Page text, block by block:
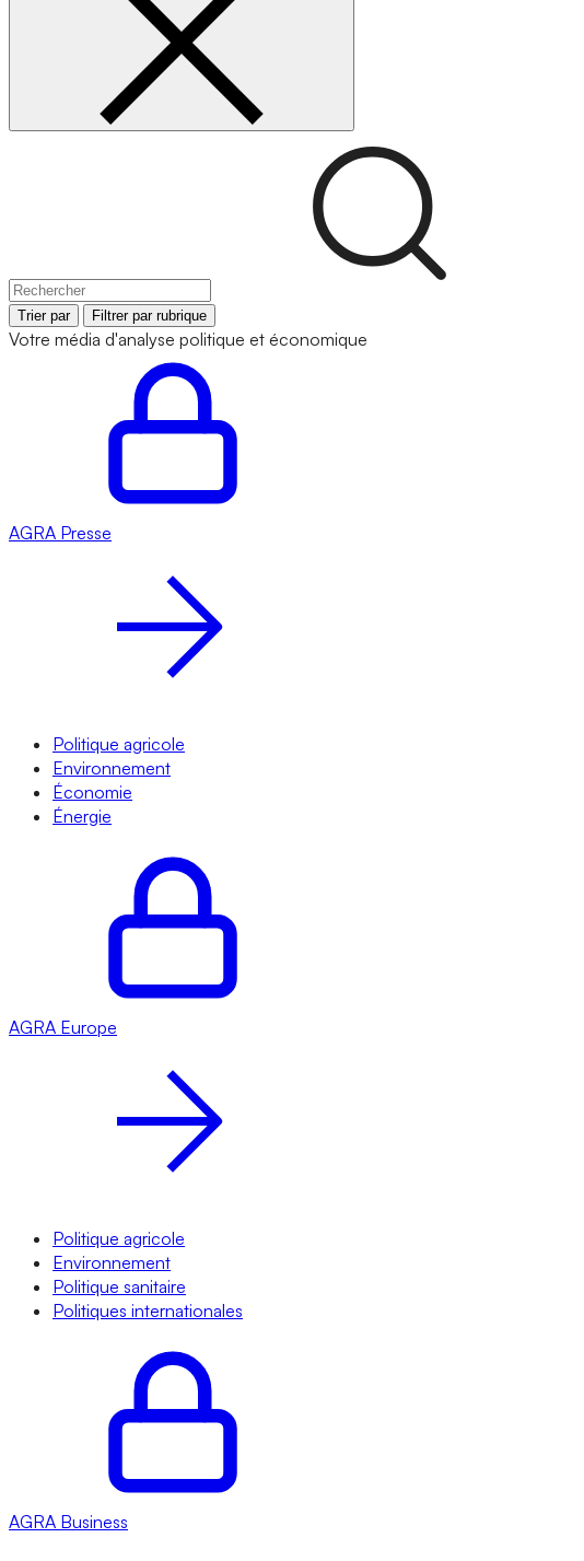
Trier par Filtrer par rubrique
Votre média d'analyse politique et économique
AGRA Presse
Politique agricole
Environnement
Économie
Énergie
AGRA Europe
Politique agricole
Environnement
Politique sanitaire
Politiques internationales
AGRA Business